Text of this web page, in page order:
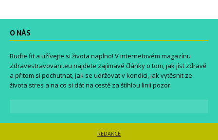
O NÁS
Buďte fit a užívejte si života naplno! V internetovém magazínu
Zdravestravovani.eu najdete zajímavé články o tom, jak jíst zdravě
a přitom si pochutnat, jak se udržovat v kondici, jak vytěsnit ze
života stres a na co si dát na cestě za štíhlou linií pozor.
REDAKCE